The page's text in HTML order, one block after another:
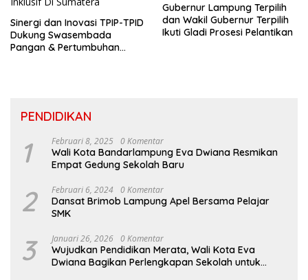
Sinergi dan Inovasi TPIP-TPID
Dukung Swasembada
Pangan & Pertumbuhan
Gubernur Lampung Terpilih
dan Wakil Gubernur Terpilih
Ikuti Gladi Prosesi Pelantikan
PENDIDIKAN
1 Februari 8, 2025 0 Komentar
Wali Kota Bandarlampung Eva Dwiana Resmikan
Empat Gedung Sekolah Baru
2 Februari 6, 2024 0 Komentar
Dansat Brimob Lampung Apel Bersama Pelajar
SMK
3 Januari 26, 2026 0 Komentar
Wujudkan Pendidikan Merata, Wali Kota Eva
Dwiana Bagikan Perlengkapan Sekolah untuk